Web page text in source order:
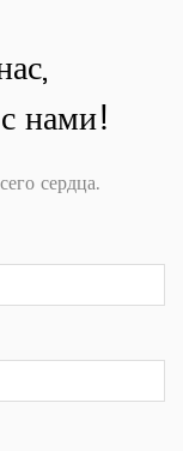
нами!
сердца.